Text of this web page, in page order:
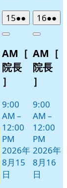
152026
年
月
15
日
●●
件
イ
ベ
ト)
Close
AM［
院長
］
9:00
AM –
12:00
PM
2026年
8月15
日
162026
年
月
16
日
●●
件
イ
Close
AM［
院長
］
9:00
AM –
12:00
PM
2026年
8月16
日